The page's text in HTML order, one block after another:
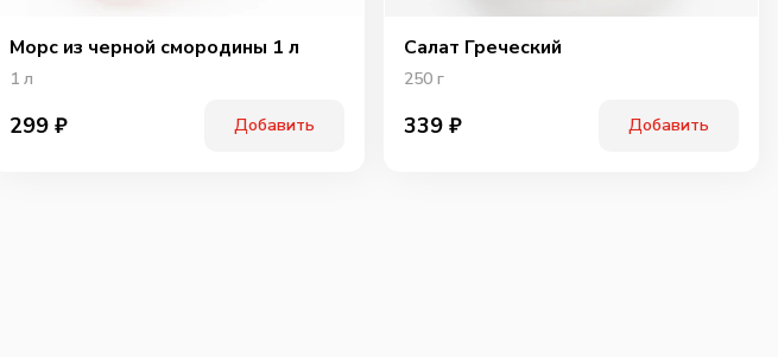
Морс из черной смородины 1 л
1 л
299 ₽ Добавить
Салат Греческий
250 г
339 ₽ Добавить